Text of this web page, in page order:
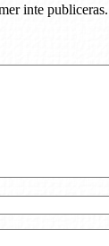
inte publiceras.